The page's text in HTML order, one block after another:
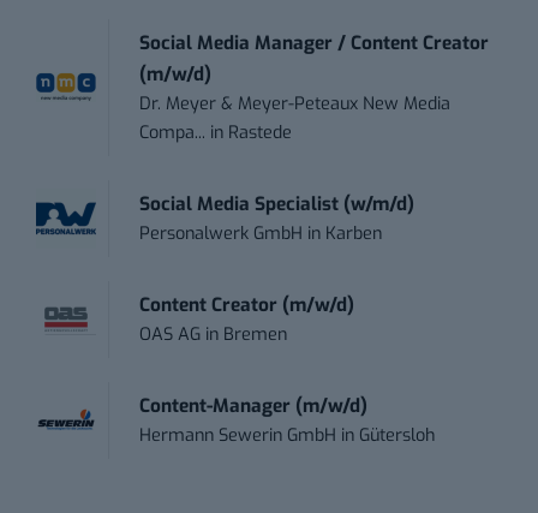
Social Media Manager / Content Creator
(m/w/d)
Dr. Meyer & Meyer-Peteaux New Media
Compa... in Rastede
Social Media Specialist (w/m/d)
Personalwerk GmbH in Karben
Content Creator (m/w/d)
OAS AG in Bremen
Content-Manager (m/w/d)
Hermann Sewerin GmbH in Gütersloh